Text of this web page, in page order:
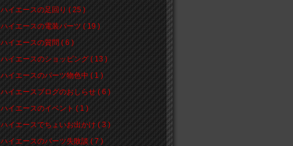
ハイエースの足回り ( 25 )
ハイエースの電装パーツ ( 19 )
ハイエースの質問 ( 6 )
ハイエースのショッピング ( 13 )
ハイエースのパーツ物色中 ( 1 )
ハイエースブログのおしらせ ( 6 )
ハイエースのイベント ( 1 )
ハイエースでちょいお出かけ ( 3 )
ハイエースのパーツ失敗談 ( 7 )